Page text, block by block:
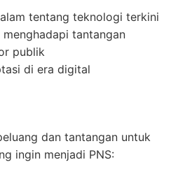
tentang teknologi terkini
menghadapi tantangan
publik
di era digital
dan tantangan untuk
ingin menjadi PNS: